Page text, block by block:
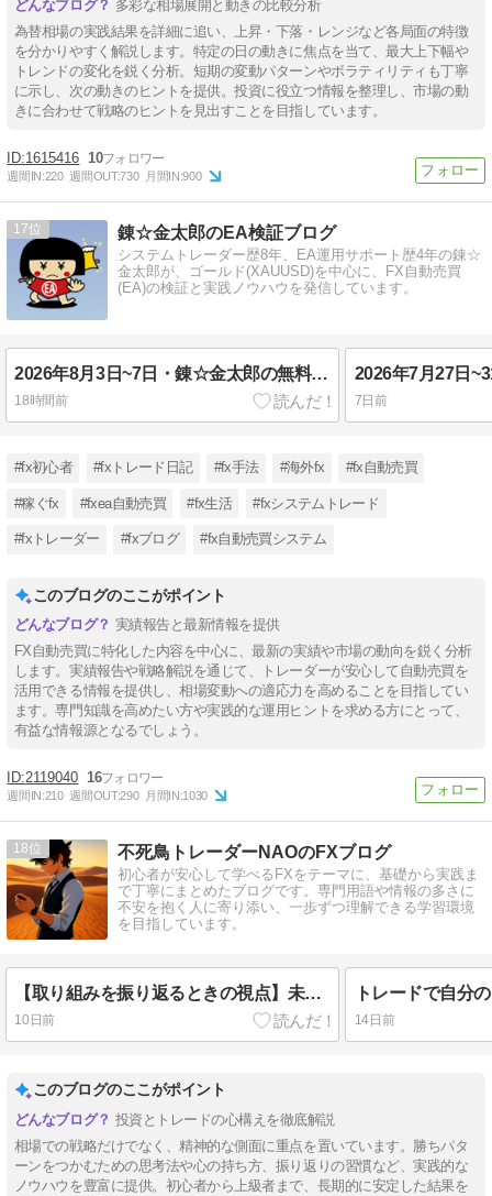
多彩な相場展開と動きの比較分析
為替相場の実践結果を詳細に追い、上昇・下落・レンジなど各局面の特徴
を分かりやすく解説します。特定の日の動きに焦点を当て、最大上下幅や
トレンドの変化を鋭く分析。短期の変動パターンやボラティリティも丁寧
に示し、次の動きのヒントを提供。投資に役立つ情報を整理し、市場の動
きに合わせて戦略のヒントを見出すことを目指しています。
1615416 10
週間IN:220 週間OUT:730 月間IN:900
17 錬☆金太郎のEA検証ブログ
システムトレーダー歴8年、EA運用サポート歴4年の錬☆
金太郎が、ゴールド(XAUUSD)を中心に、FX自動売買
(EA)の検証と実践ノウハウを発信しています。
2026年8月3日~7日・錬☆金太郎の無料配布EA実績報告・FX自動売買
18時間前 7日前
#fx初心者 #fxトレード日記 #fx手法 #海外fx #fx自動売買
#稼ぐfx #fxea自動売買 #fx生活 #fxシステムトレード
#fxトレーダー #fxブログ #fx自動売買システム
このブログのここがポイント
実績報告と最新情報を提供
FX自動売買に特化した内容を中心に、最新の実績や市場の動向を鋭く分析
します。実績報告や戦略解説を通じて、トレーダーが安心して自動売買を
活用できる情報を提供し、相場変動への適応力を高めることを目指してい
ます。専門知識を高めたい方や実践的な運用ヒントを求める方にとって、
有益な情報源となるでしょう。
2119040 16
週間IN:210 週間OUT:290 月間IN:1030
18 不死鳥トレーダーNAOのFXブログ
初心者が安心して学べるFXをテーマに、基礎から実践ま
で丁寧にまとめたブログです。専門用語や情報の多さに
不安を抱く人に寄り添い、一歩ずつ理解できる学習環境
を目指しています。
【取り組みを振り返るときの視点】未来を考える
10日前 14日前
このブログのここがポイント
投資とトレードの心構えを徹底解説
相場での戦略だけでなく、精神的な側面に重点を置いています。勝ちパタ
ーンをつかむための思考法や心の持ち方、振り返りの習慣など、実践的な
ノウハウを豊富に提供。初心者から上級者まで、長期的に安定した結果を